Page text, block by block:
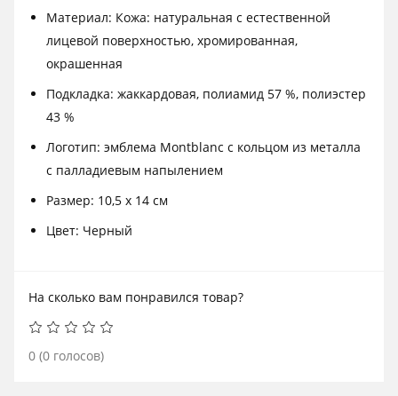
Материал: Кожа: натуральная с естественной
лицевой поверхностью, хромированная,
окрашенная
Подкладка: жаккардовая, полиамид 57 %, полиэстер
43 %
Логотип: эмблема Montblanc с кольцом из металла
с палладиевым напылением
Размер: 10,5 x 14 см
Цвет: Черный
На сколько вам понравился товар?
0 (0 голосов)